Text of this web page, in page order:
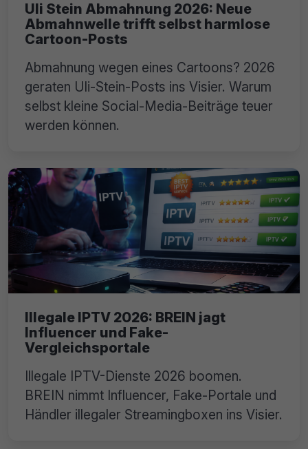
Uli Stein Abmahnung 2026: Neue
Abmahnwelle trifft selbst harmlose
Cartoon-Posts
Abmahnung wegen eines Cartoons? 2026
geraten Uli-Stein-Posts ins Visier. Warum
selbst kleine Social-Media-Beiträge teuer
werden können.
Illegale IPTV 2026: BREIN jagt
Influencer und Fake-
Vergleichsportale
Illegale IPTV-Dienste 2026 boomen.
BREIN nimmt Influencer, Fake-Portale und
Händler illegaler Streamingboxen ins Visier.